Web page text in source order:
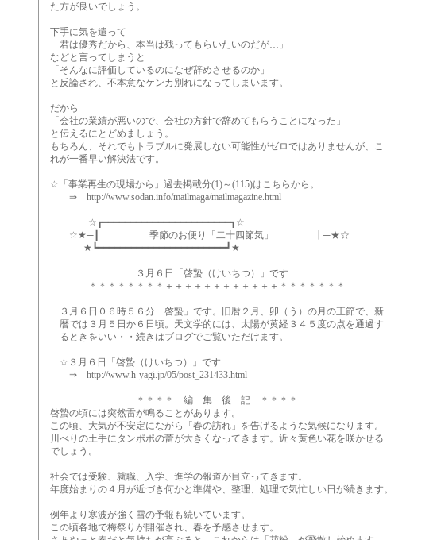
た方が良いでしょう。
下手に気を遣って
「君は優秀だから、本当は残ってもらいたいのだが…」
などと言ってしまうと
「そんなに評価しているのになぜ辞めさせるのか」
と反論され、不本意なケンカ別れになってしまいます。
だから
「会社の業績が悪いので、会社の方針で辞めてもらうことになった」
と伝えるにとどめましょう。
もちろん、それでもトラブルに発展しない可能性がゼロではありませんが、こ
れが一番早い解決法です。
☆「事業再生の現場から」過去掲載分(1)～(115)はこちらから。
⇒ http://www.sodan.info/mailmaga/mailmagazine.html
☆┏━━━━━━━━━━━━━━━━━━━━━━━┓☆
☆★─┃ 季節のお便り「二十四節気」 ┃─★☆
★┗━━━━━━━━━━━━━━━━━━━━━━━┛★
３月６日「啓蟄（けいちつ）」です
＊＊＊＊＊＊＊＊＋＋＋＋＋＋＋＋＋＋＋＋＊＊＊＊＊＊＊
３月６日０６時５６分「啓蟄」です。旧暦２月、卯（う）の月の正節で、新
暦では３月５日か６日頃。天文学的には、太陽が黄経３４５度の点を通過す
るときをいい・・続きはブログでご覧いただけます。
☆３月６日「啓蟄（けいちつ）」です
⇒ http://www.h-yagi.jp/05/post_231433.html
＊＊＊＊ 編 集 後 記 ＊＊＊＊
啓蟄の頃には突然雷が鳴ることがあります。
この頃、大気が不安定にながら「春の訪れ」を告げるような気候になります。
川べりの土手にタンポポの蕾が大きくなってきます。近々黄色い花を咲かせる
でしょう。
社会では受験、就職、入学、進学の報道が目立ってきます。
年度始まりの４月が近づき何かと準備や、整理、処理で気忙しい日が続きます。
例年より寒波が強く雪の予報も続いています。
この頃各地で梅祭りが開催され、春を予感させます。